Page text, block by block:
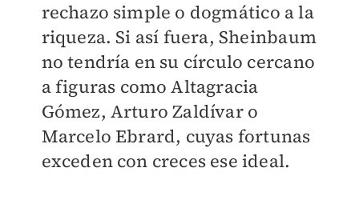
rechazo simple o dogmático a la
riqueza. Si así fuera, Sheinbaum
no tendría en su círculo cercano
a figuras como Altagracia
Gómez, Arturo Zaldívar o
Marcelo Ebrard, cuyas fortunas
exceden con creces ese ideal.